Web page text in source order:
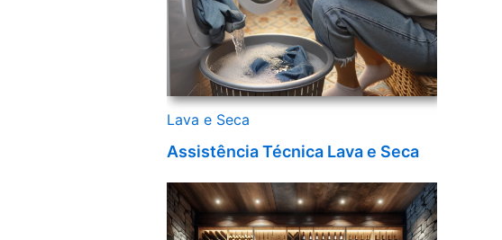
Lava e Seca
Assistência Técnica Lava e Seca